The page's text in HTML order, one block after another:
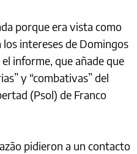
porque era vista como
intereses de Domingos
informe, que añade que
y “combativas” del
(Psol) de Franco
pidieron a un contacto